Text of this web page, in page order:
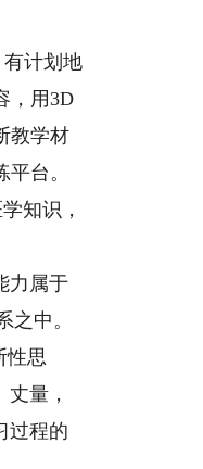
计划地
，用3D
教学材
台。
知识，
力属于
中。
性思
量，
过程的